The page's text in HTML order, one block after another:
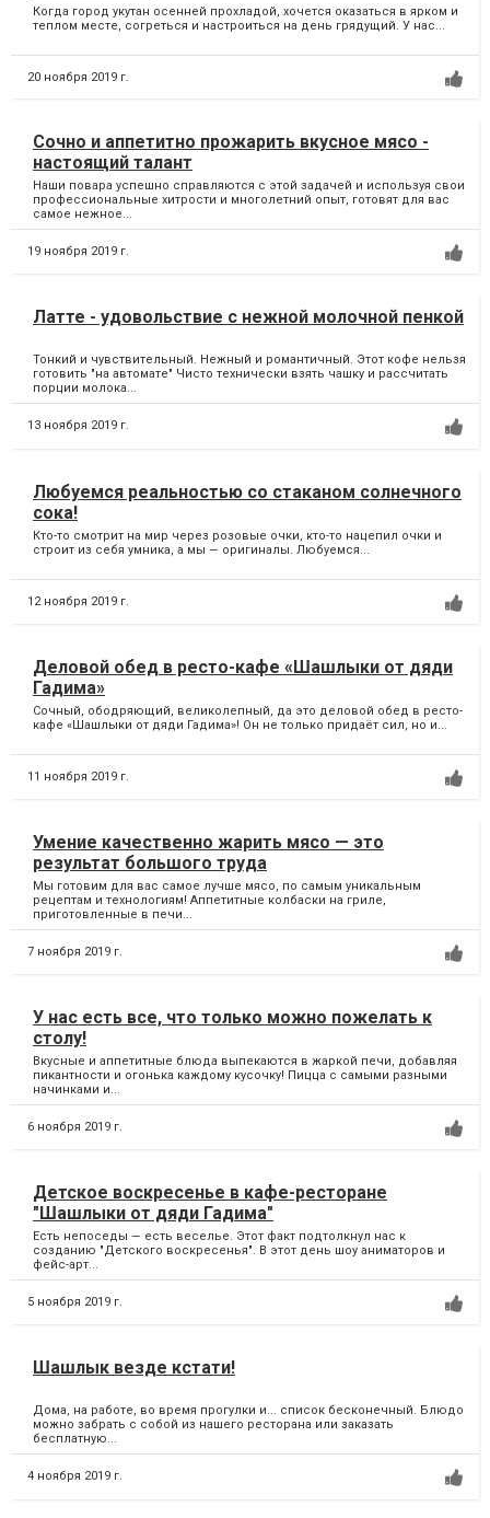
Когда город укутан осенней прохладой, хочется оказаться в ярком и
теплом месте, согреться и настроиться на день грядущий. У нас...
20 ноября 2019 г.
Сочно и аппетитно прожарить вкусное мясо -
настоящий талант
Наши повара успешно справляются с этой задачей и используя свои
профессиональные хитрости и многолетний опыт, готовят для вас
самое нежное...
19 ноября 2019 г.
Латте - удовольствие с нежной молочной пенкой
Тонкий и чувствительный. Нежный и романтичный. Этот кофе нельзя
готовить "на автомате" Чисто технически взять чашку и рассчитать
порции молока...
13 ноября 2019 г.
Любуемся реальностью со стаканом солнечного
сока!
Кто-то смотрит на мир через розовые очки, кто-то нацепил очки и
строит из себя умника, а мы — оригиналы. Любуемся...
12 ноября 2019 г.
Деловой обед в ресто-кафе «Шашлыки от дяди
Гадима»
Сочный, ободряющий, великолепный, да это деловой обед в ресто-
кафе «Шашлыки от дяди Гадима»! Он не только придаёт сил, но и...
11 ноября 2019 г.
Умение качественно жарить мясо — это
результат большого труда
Мы готовим для вас самое лучше мясо, по самым уникальным
рецептам и технологиям! Аппетитные колбаски на гриле,
приготовленные в печи...
7 ноября 2019 г.
У нас есть все, что только можно пожелать к
столу!
Вкусные и аппетитные блюда выпекаются в жаркой печи, добавляя
пикантности и огонька каждому кусочку! Пицца с самыми разными
начинками и...
6 ноября 2019 г.
Детское воскресенье в кафе-ресторане
"Шашлыки от дяди Гадима"
Есть непоседы — есть веселье. Этот факт подтолкнул нас к
созданию "Детского воскресенья". В этот день шоу аниматоров и
фейс-арт...
5 ноября 2019 г.
Шашлык везде кстати!
Дома, на работе, во время прогулки и... список бесконечный. Блюдо
можно забрать с собой из нашего ресторана или заказать
бесплатную...
4 ноября 2019 г.